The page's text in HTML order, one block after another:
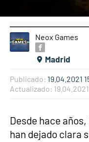
Neox Games
Madrid
Publicado: 19.04.2021
Actualizado:
Desde hace
han dejado clara